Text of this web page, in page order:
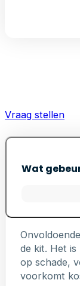
Vraag stellen
Wat
de kit. Het
op schade,
voorkomt